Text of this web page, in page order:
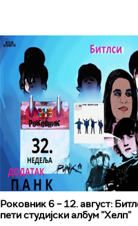
Роковник 6 – 12. август:
пети студијски албум ”Хелп”